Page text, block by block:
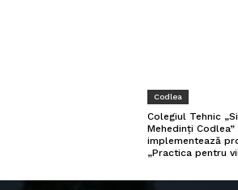
Codlea
Colegiul Tehnic
Mehedinți Codlea”
implementează
„Practica pentru